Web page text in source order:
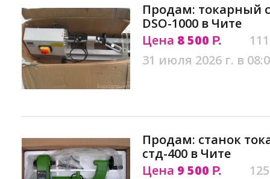
Продам: токарный
DSO-1000 в Чите
Цена 8 500 Р.
31 июля 2026 г. в
Продам: станок
стд-400 в Чите
Цена 9 500 Р.